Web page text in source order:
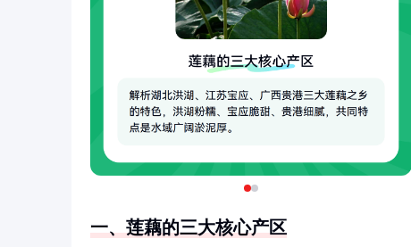
一、莲藕的三大核心产区